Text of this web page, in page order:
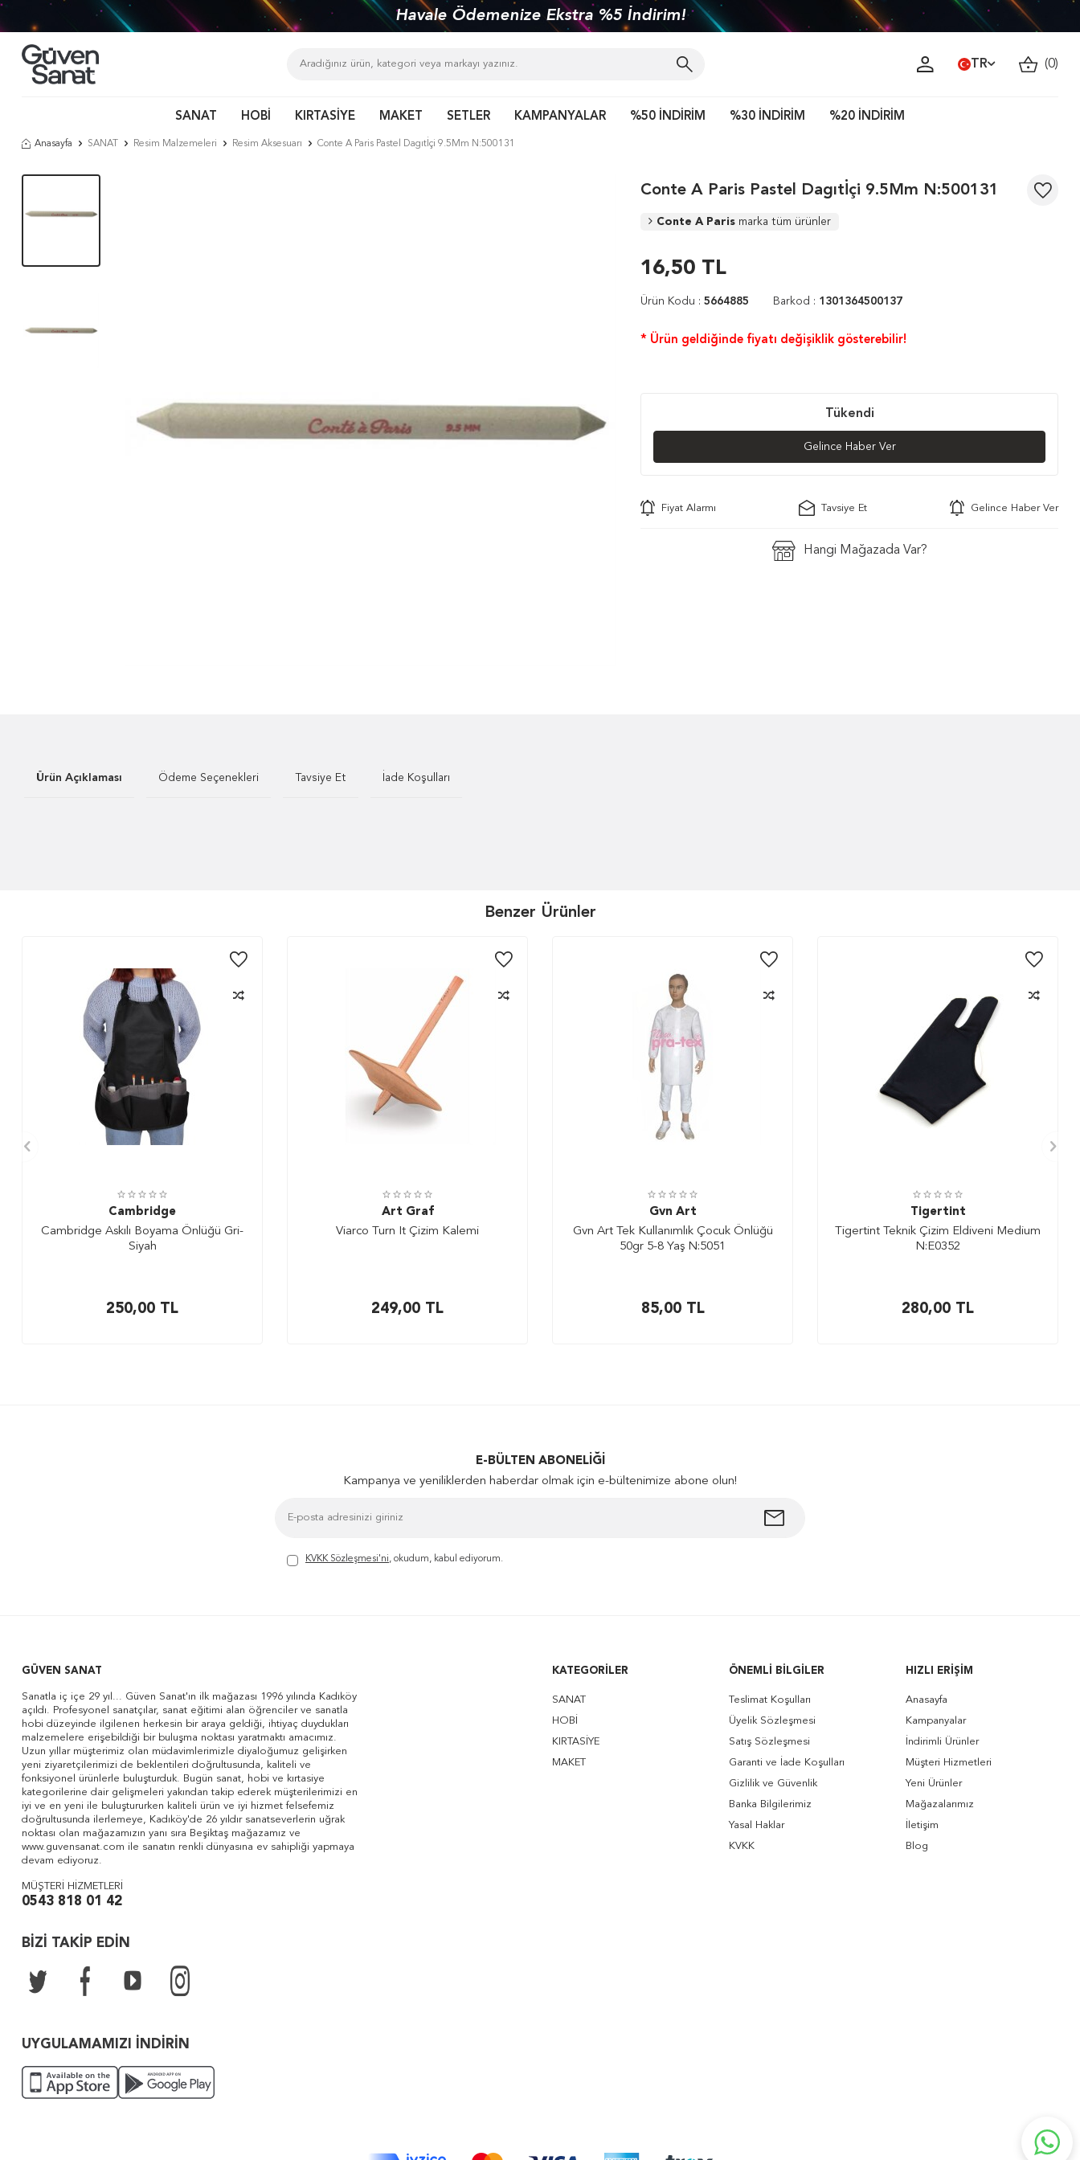
Havale Ödemenize Ekstra %5 İndirim!
TR (0)
SANAT HOBİ KIRTASİYE MAKET SETLER KAMPANYALAR %50 İNDİRİM %30 İNDİRİM %20 İNDİRİM
Anasayfa SANAT Resim Malzemeleri Resim Aksesuarı Conte A Paris Pastel Dagıtİçi 9.5Mm N:500131
Conte A Paris Pastel Dagıtİçi 9.5Mm N:500131
Conte A Paris marka tüm ürünler
16,50 TL
Ürün Kodu : 5664885 Barkod : 1301364500137
* Ürün geldiğinde fiyatı değişiklik gösterebilir!
Tükendi
Gelince Haber Ver
Fiyat Alarmı Tavsiye Et Gelince Haber Ver
Hangi Mağazada Var?
Ürün Açıklaması Ödeme Seçenekleri Tavsiye Et İade Koşulları
Benzer Ürünler
Cambridge
Cambridge Askılı Boyama Önlüğü Gri-
Siyah
250,00 TL
Art Graf
Viarco Turn It Çizim Kalemi
249,00 TL
Gvn Art
Gvn Art Tek Kullanımlık Çocuk Önlüğü
50gr 5-8 Yaş N:5051
85,00TL
Tigertint
Tigertint Teknik Çizim Eldiveni Medium
N:E0352
280,00 TL
E-BÜLTEN ABONELIĞI
Kampanya ve yeniliklerden haberdar olmak için e-bültenimize abone olun!
KVKK Sözleşmesi'ni, okudum, kabul ediyorum.
GÜVEN SANAT
Sanatla iç içe 29 yıl... Güven Sanat'ın ilk mağazası 1996 yılında Kadıköy
açıldı. Profesyonel sanatçılar, sanat eğitimi alan öğrenciler ve sanatla
hobi düzeyinde ilgilenen herkesin bir araya geldiği, ihtiyaç duydukları
malzemelere erişebildiği bir buluşma noktası yaratmaktı amacımız.
Uzun yıllar müşterimiz olan müdavimlerimizle diyaloğumuz gelişirken
yeni ziyaretçilerimizi de beklentileri doğrultusunda, kaliteli ve
fonksiyonel ürünlerle buluşturduk. Bugün sanat, hobi ve kırtasiye
kategorilerine dair gelişmeleri yakından takip ederek müşterilerimizi en
iyi ve en yeni ile buluştururken kaliteli ürün ve iyi hizmet felsefemiz
doğrultusunda ilerlemeye, Kadıköy'de 26 yıldır sanatseverlerin uğrak
noktası olan mağazamızın yanı sıra Beşiktaş mağazamız ve
www.guvensanat.com ile sanatın renkli dünyasına ev sahipliği yapmaya
devam ediyoruz.
MÜŞTERİ HİZMETLERİ
0543 818 01 42
BİZİ TAKİP EDİN
UYGULAMAMIZI İNDİRİN
KATEGORILER
SANAT
HOBİ
KIRTASİYE
MAKET
ÖNEMLI BILGILER
Teslimat Koşulları
Üyelik Sözleşmesi
Satış Sözleşmesi
Garanti ve İade Koşulları
Gizlilik ve Güvenlik
Banka Bilgilerimiz
Yasal Haklar
KVKK
HIZLI ERIŞIM
Anasayfa
Kampanyalar
İndirimli Ürünler
Müşteri Hizmetleri
Yeni Ürünler
Mağazalarımız
İletişim
Blog